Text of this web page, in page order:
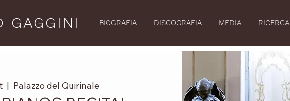
GAGGINI BIOGRAFIA DISCOGRAFIA MEDIA RICERCA
  |
Palazzo del Quirinale